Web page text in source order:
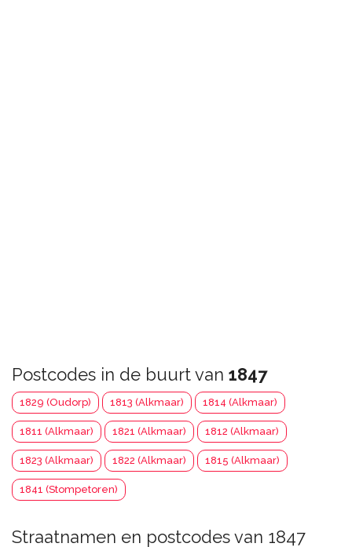
Postcodes in de buurt van 1847
1829 (Oudorp) 1813 (Alkmaar) 1814 (Alkmaar)
1811 (Alkmaar) 1821 (Alkmaar) 1812 (Alkmaar)
1823 (Alkmaar) 1822 (Alkmaar) 1815 (Alkmaar)
1841 (Stompetoren)
Straatnamen en postcodes van 1847